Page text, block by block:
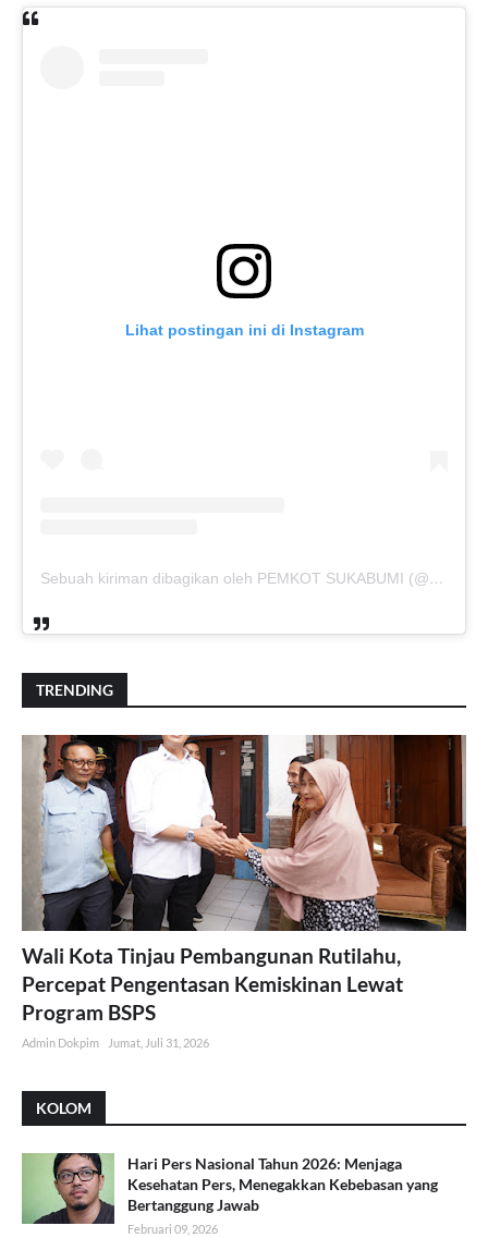
Lihat postingan ini di Instagram
Sebuah kiriman dibagikan oleh PEMKOT SUKABUMI (@pemkotsukabumi_)
TRENDING
Wali Kota Tinjau Pembangunan Rutilahu,
Percepat Pengentasan Kemiskinan Lewat
Program BSPS
Admin Dokpim Jumat, Juli 31, 2026
KOLOM
Hari Pers Nasional Tahun 2026: Menjaga
Kesehatan Pers, Menegakkan Kebebasan yang
Bertanggung Jawab
Februari 09, 2026